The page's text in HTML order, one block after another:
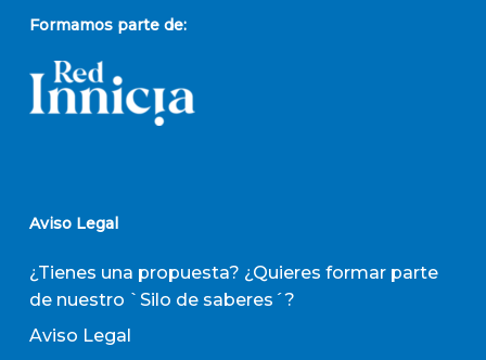
Formamos parte de:
Aviso Legal
¿Tienes una propuesta? ¿Quieres formar parte
de nuestro `Silo de saberes´?
Aviso Legal